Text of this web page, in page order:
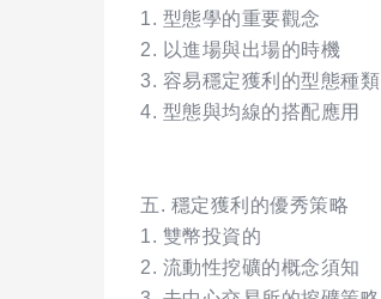
1. 型態學的重要觀念
2. 以進場與出場的時機
3. 容易穩定獲利的型態種類
4. 型態與均線的搭配應用
五. 穩定獲利的優秀策略
1. 雙幣投資的
2. 流動性挖礦的概念須知